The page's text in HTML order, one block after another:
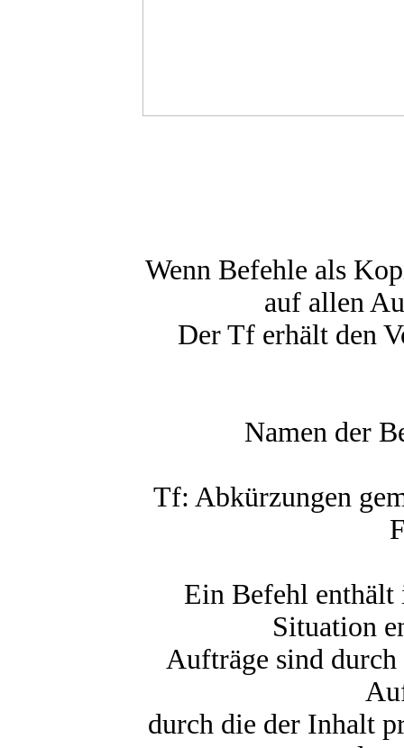
Wenn Befehle als
auf allen
Der Tf erhält den
Namen der
Tf: Abkürzungen
Ein Befehl enthält
Situation
Aufträge sind durch
durch die der Inhalt